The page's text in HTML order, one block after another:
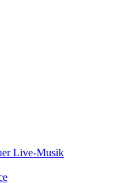
Live-Musik